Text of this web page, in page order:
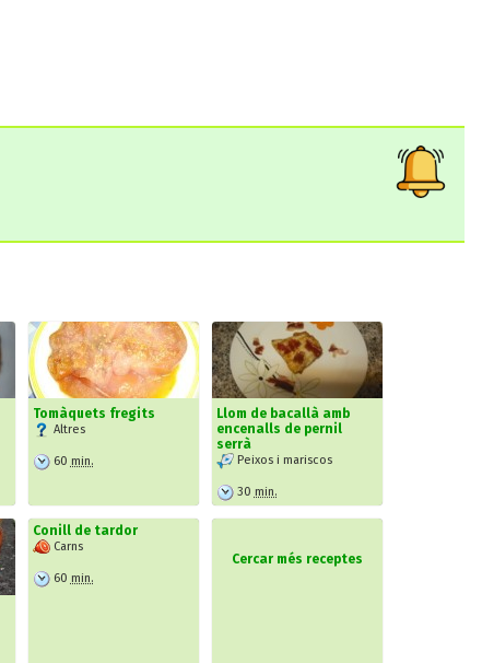
Tomàquets fregits
Altres
60 min.
Llom de bacallà amb
encenalls de pernil
serrà
Peixos i mariscos
30 min.
Conill de tardor
Carns
60 min.
Cercar més receptes